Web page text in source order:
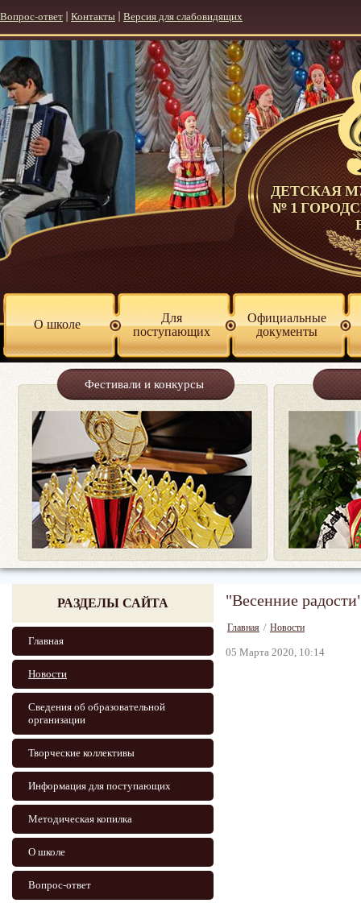
ДЕТСКАЯ
№ 1
Вопрос-ответ Контакты Версия для слабовидящих
О школе
Для
поступающих
Официальные
документы
Фестивали и конкурсы
РАЗДЕЛЫ САЙТА
Главная
Новости
Сведения об образовательной
организации
Творческие коллективы
Информация для поступающих
Методическая копилка
О школе
Вопрос-ответ
"Весенние
Главная / Новости
05 Марта 2020, 10:14